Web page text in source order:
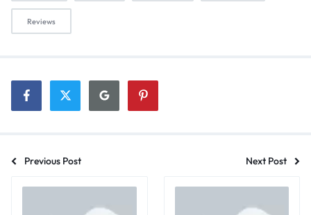
Reviews
Previous Post Next Post